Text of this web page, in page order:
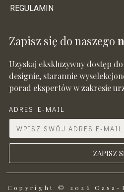
REGULAMIN
Zapisz się do naszego
Uzyskaj ekskluzywny dostęp
designie, starannie
porad ekspertów w zakresie
ADRES E-MAIL
ZAPISZ
Copyright © 2026